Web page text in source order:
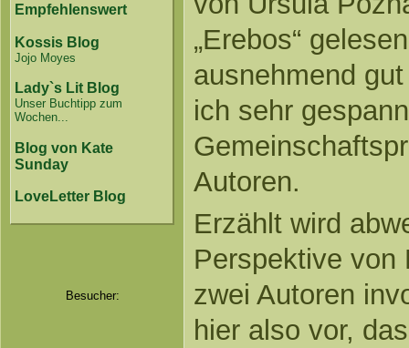
Empfehlenswert
Kossis Blog
Jojo Moyes
Lady`s Lit Blog
Unser Buchtipp zum
Wochen...
Blog von Kate
Sunday
LoveLetter Blog
Besucher:
„Erebos“
ausnehmend
ich sehr
Autoren.
Erzählt wird
Perspektive von
zwei Autoren
hier also vor,